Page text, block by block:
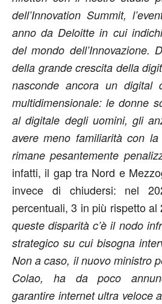
dell’Innovation Summit,
anno da Deloitte in cui
del mondo dell’Innovazione.
della grande crescita della
nasconde ancora un digital
multidimensionale: le donne
al digitale degli uomini, gli
avere meno familiarità con
rimane pesantemente
infatti, il gap tra Nord e
invece di chiudersi: nel
percentuali, 3 in più rispetto al
queste disparità c’è il nodo
strategico su cui bisogna
Non a caso, il nuovo ministro
Colao, ha da poco
garantire internet ultra veloce